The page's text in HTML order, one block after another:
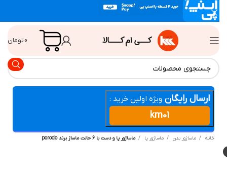
تومان
ارسال رایگان ویژه اولین خرید :
km01
ماساژور بدن ماساژور پا ماساژور پا و دست با 6 حالت ماساژ برند porodo